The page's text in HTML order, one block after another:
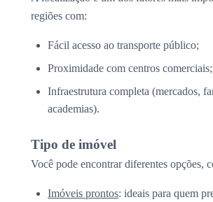
regiões com:
Fácil acesso ao transporte público;
Proximidade com centros comerciais;
Infraestrutura completa (mercados,
academias).
Tipo de imóvel
Você pode encontrar diferentes opções,
Imóveis prontos: ideais para quem